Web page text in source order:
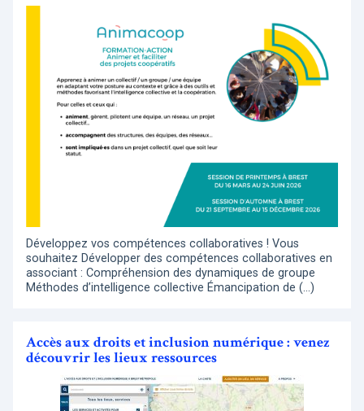
Développez vos compétences collaboratives ! Vous
souhaitez Développer des compétences collaboratives en
associant : Compréhension des dynamiques de groupe
Méthodes d’intelligence collective Émancipation de (…)
Accès aux droits et inclusion numérique : venez
découvrir les lieux ressources